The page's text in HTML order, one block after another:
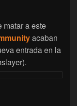
matar a este
acaban
entrada en la
Age of